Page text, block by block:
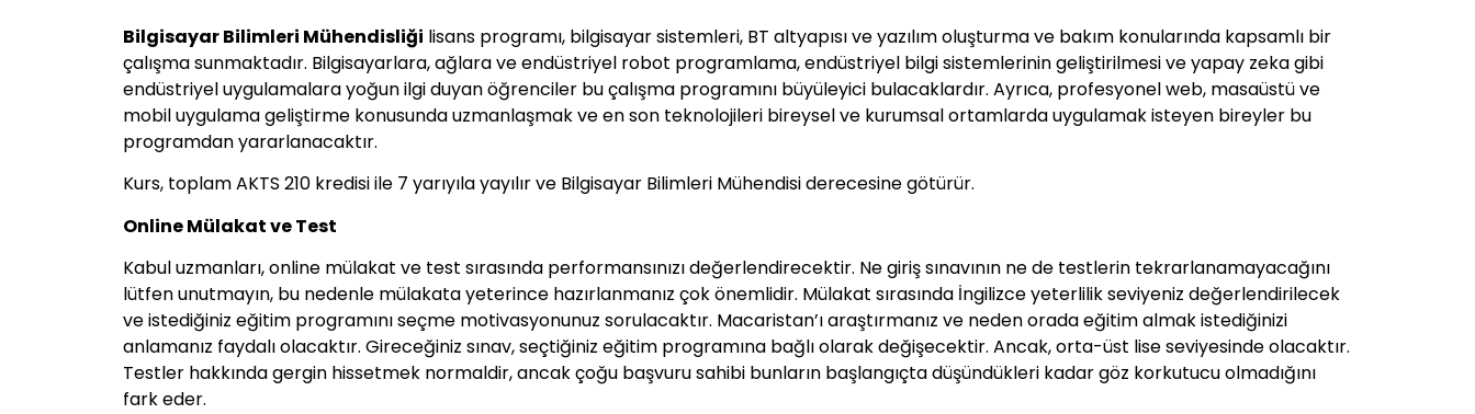
Bilgisayar Bilimleri Mühendisliği lisans programı, bilgisayar sistemleri, BT altyapısı ve yazılım oluşturma ve bakım konularında kapsamlı bir
çalışma sunmaktadır. Bilgisayarlara, ağlara ve endüstriyel robot programlama, endüstriyel bilgi sistemlerinin geliştirilmesi ve yapay zeka gibi
endüstriyel uygulamalara yoğun ilgi duyan öğrenciler bu çalışma programını büyüleyici bulacaklardır. Ayrıca, profesyonel web, masaüstü ve
mobil uygulama geliştirme konusunda uzmanlaşmak ve en son teknolojileri bireysel ve kurumsal ortamlarda uygulamak isteyen bireyler bu
programdan yararlanacaktır.
Kurs, toplam AKTS 210 kredisi ile 7 yarıyıla yayılır ve Bilgisayar Bilimleri Mühendisi derecesine götürür.
Online Mülakat ve Test
Kabul uzmanları, online mülakat ve test sırasında performansınızı değerlendirecektir. Ne giriş sınavının ne de testlerin tekrarlanamayacağını
lütfen unutmayın, bu nedenle mülakata yeterince hazırlanmanız çok önemlidir. Mülakat sırasında İngilizce yeterlilik seviyeniz değerlendirilecek
ve istediğiniz eğitim programını seçme motivasyonunuz sorulacaktır. Macaristan’ı araştırmanız ve neden orada eğitim almak istediğinizi
anlamanız faydalı olacaktır. Gireceğiniz sınav, seçtiğiniz eğitim programına bağlı olarak değişecektir. Ancak, orta-üst lise seviyesinde olacaktır.
Testler hakkında gergin hissetmek normaldir, ancak çoğu başvuru sahibi bunların başlangıçta düşündükleri kadar göz korkutucu olmadığını
fark eder.